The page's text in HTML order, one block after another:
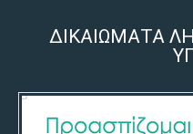
ΔΙΚΑΙΩΜΑΤΑ